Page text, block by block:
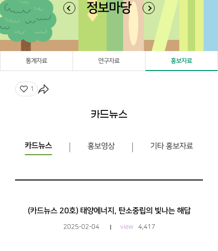
정보마당
통계자료 연구자료 홍보자료
좋아요
1
카드뉴스
카드뉴스 홍보영상 기타 홍보자료
(카드뉴스 20호) 태양에너지, 탄소중립의 빛나는 해답
2025-02-04 view 4,417